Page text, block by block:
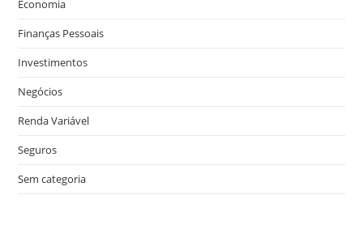
Economia
Finanças Pessoais
Investimentos
Negócios
Renda Variável
Seguros
Sem categoria